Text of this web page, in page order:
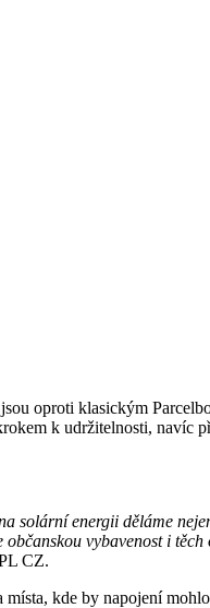
oproti klasickým
k udržitelnosti, navíc
solární energii děláme
vybavenost i
CZ.
kde by napojení